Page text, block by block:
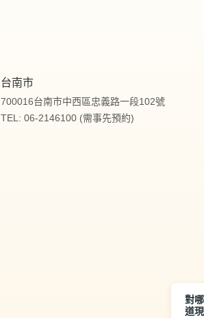
台南市
700016台南市中西區忠義路一段102號
TEL: 06-2146100 (需事先預約)
對
道